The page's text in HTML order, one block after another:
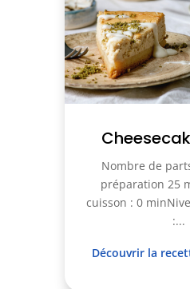
Nombre de
préparation 25
cuisson : 0
:...
Découvrir la